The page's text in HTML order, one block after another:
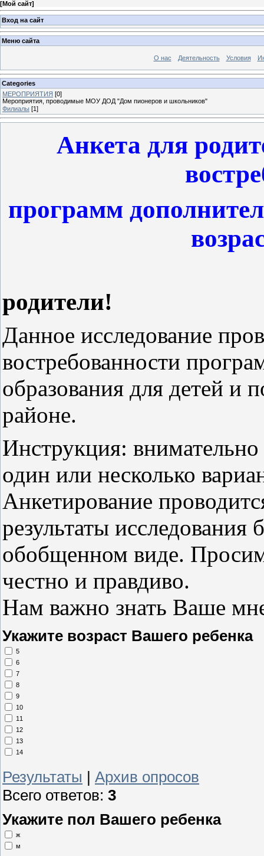
[Мой сайт]
Вход на сайт
Меню сайта
О нас Деятельность Условия
Categories
МЕРОПРИЯТИЯ [0]
Мероприятия, проводимые МОУ ДОД "Дом пионеров и школьников"
Филиалы [1]
Анкета для
программ
родители!
Данное исследование
востребованности
образования для детей и
районе.
Инструкция:
один или несколько
Анкетирование
результаты исследования
обобщенном виде.
честно и правдиво.
Нам важно знать Ваше
Укажите возраст Вашего ребенка
5
6
7
8
9
10
11
12
13
14
Результаты | Архив опросов
Всего ответов: 3
Укажите пол Вашего ребенка
ж
м